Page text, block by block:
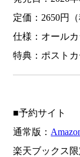
定価：2650円（
仕様：オール
特典：ポスト
■予約サイト
通常版：
楽天ブックス